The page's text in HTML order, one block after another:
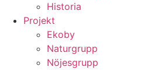
Historia
Projekt
Ekoby
Naturgrupp
Nöjesgrupp